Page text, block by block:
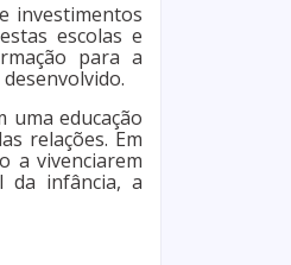
investimentos
escolas e
para a
uma educação
relações. Em
a vivenciarem
da infância, a